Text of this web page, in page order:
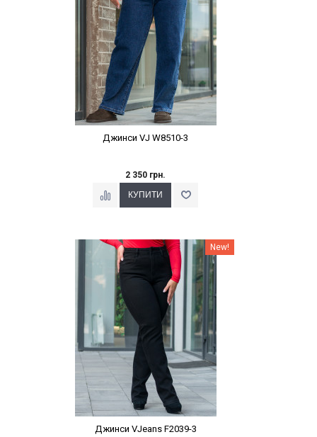
Джинси VJ W8510-3
2 350 грн.
Наклейки Варіант з % New!
Джинси VJeans F2039-3